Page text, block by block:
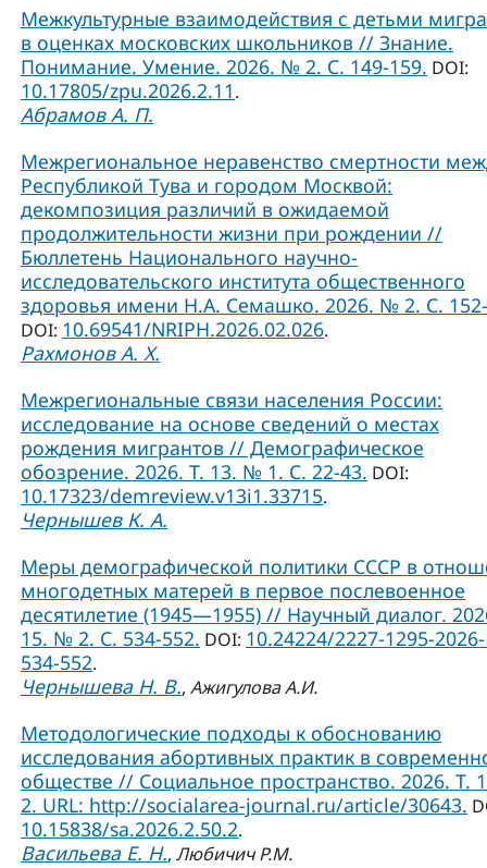
Межкультурные взаимодействия с детьми
в оценках московских школьников // Знание.
Понимание. Умение. 2026. № 2. С. 149-159. DOI:
10.17805/zpu.2026.2.11.
Абрамов А. П.
Межрегиональное неравенство смертности
Республикой Тува и городом Москвой:
декомпозиция различий в ожидаемой
продолжительности жизни при рождении //
Бюллетень Национального научно-
исследовательского института общественного
здоровья имени Н.А. Семашко. 2026. № 2. С.
DOI: 10.69541/NRIPH.2026.02.026.
Рахмонов А. Х.
Межрегиональные связи населения России:
исследование на основе сведений о местах
рождения мигрантов // Демографическое
обозрение. 2026. Т. 13. № 1. С. 22-43. DOI:
10.17323/demreview.v13i1.33715.
Чернышев К. А.
Меры демографической политики СССР в
многодетных матерей в первое послевоенное
десятилетие (1945—1955) // Научный диалог.
15. № 2. С. 534-552. DOI: 10.24224/2227-1295-
534-552.
Чернышева Н. В., Ажигулова А.И.
Методологические подходы к обоснованию
исследования абортивных практик в
обществе // Социальное пространство. 2026. Т.
2. URL: http://socialarea-journal.ru/article/30643.
10.15838/sa.2026.2.50.2.
Васильева Е. Н., Любичич Р.М.